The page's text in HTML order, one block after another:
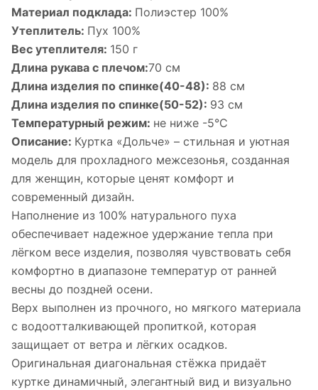
Материал подклада: Полиэстер 100%
Утеплитель: Пух 100%
Вес утеплителя: 150 г
Длина рукава с плечом:70 см
Длина изделия по спинке(40-48): 88 см
Длина изделия по спинке(50-52): 93 см
Температурный режим: не ниже -5°С
Описание: Куртка «Дольче» – стильная и уютная
модель для прохладного межсезонья, созданная
для женщин, которые ценят комфорт и
современный дизайн.
Наполнение из 100% натурального пуха
обеспечивает надежное удержание тепла при
лёгком весе изделия, позволяя чувствовать себя
комфортно в диапазоне температур от ранней
весны до поздней осени.
Верх выполнен из прочного, но мягкого материала
с водоотталкивающей пропиткой, которая
защищает от ветра и лёгких осадков.
Оригинальная диагональная стёжка придаёт
куртке динамичный, элегантный вид и визуально